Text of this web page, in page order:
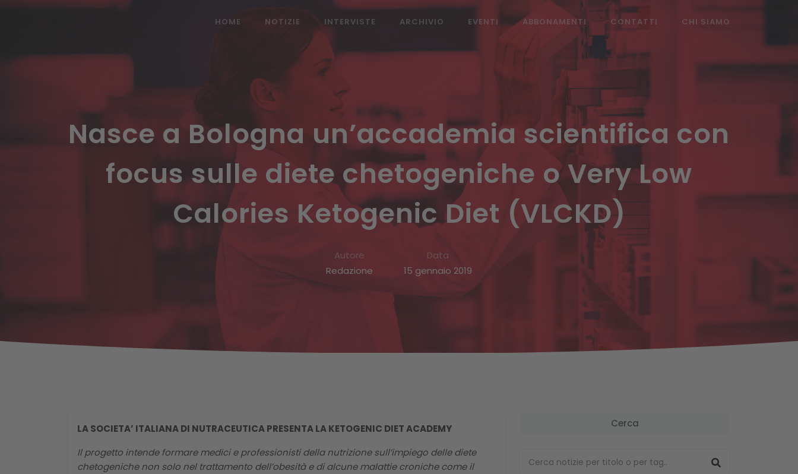
HOME NOTIZIE INTERVISTE ARCHIVIO EVENTI ABBONAMENTI CONTATTI CHI SIAMO
Nasce a Bologna un’accademia scientifica con
focus sulle diete chetogeniche o Very Low
Calories Ketogenic Diet (VLCKD)
Autore
Redazione
Data
15 gennaio 2019
LA SOCIETA’ ITALIANA DI NUTRACEUTICA PRESENTA LA KETOGENIC DIET ACADEMY
Il progetto intende formare medici e professionisti della nutrizione sull’impiego delle diete
chetogeniche non solo nel trattamento dell’obesità e di alcune malattie croniche come il
Cerca